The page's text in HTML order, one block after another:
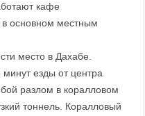
кафе
основном местным
место в Дахабе.
езды от центра
разлом в коралловом
тоннель. Коралловый